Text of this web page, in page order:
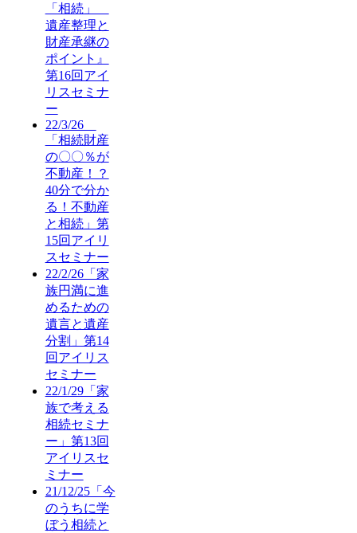
「相続」
遺産整理と
財産承継の
ポイント』
第16回アイ
リスセミナ
ー
22/3/26
「相続財産
の〇〇％が
不動産！？
40分で分か
る！不動産
と相続」第
15回アイリ
スセミナー
22/2/26「家
族円満に進
めるための
遺言と遺産
分割」第14
回アイリス
セミナー
22/1/29「家
族で考える
相続セミナ
ー」第13回
アイリスセ
ミナー
21/12/25「今
のうちに学
ぼう相続と